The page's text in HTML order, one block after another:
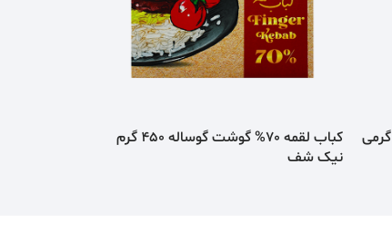
ناگت مرغ سوخاری 75% کودکان 420 گرمی
کباب لقمه 70% گوشت گوساله 450 گرم
نيک شف